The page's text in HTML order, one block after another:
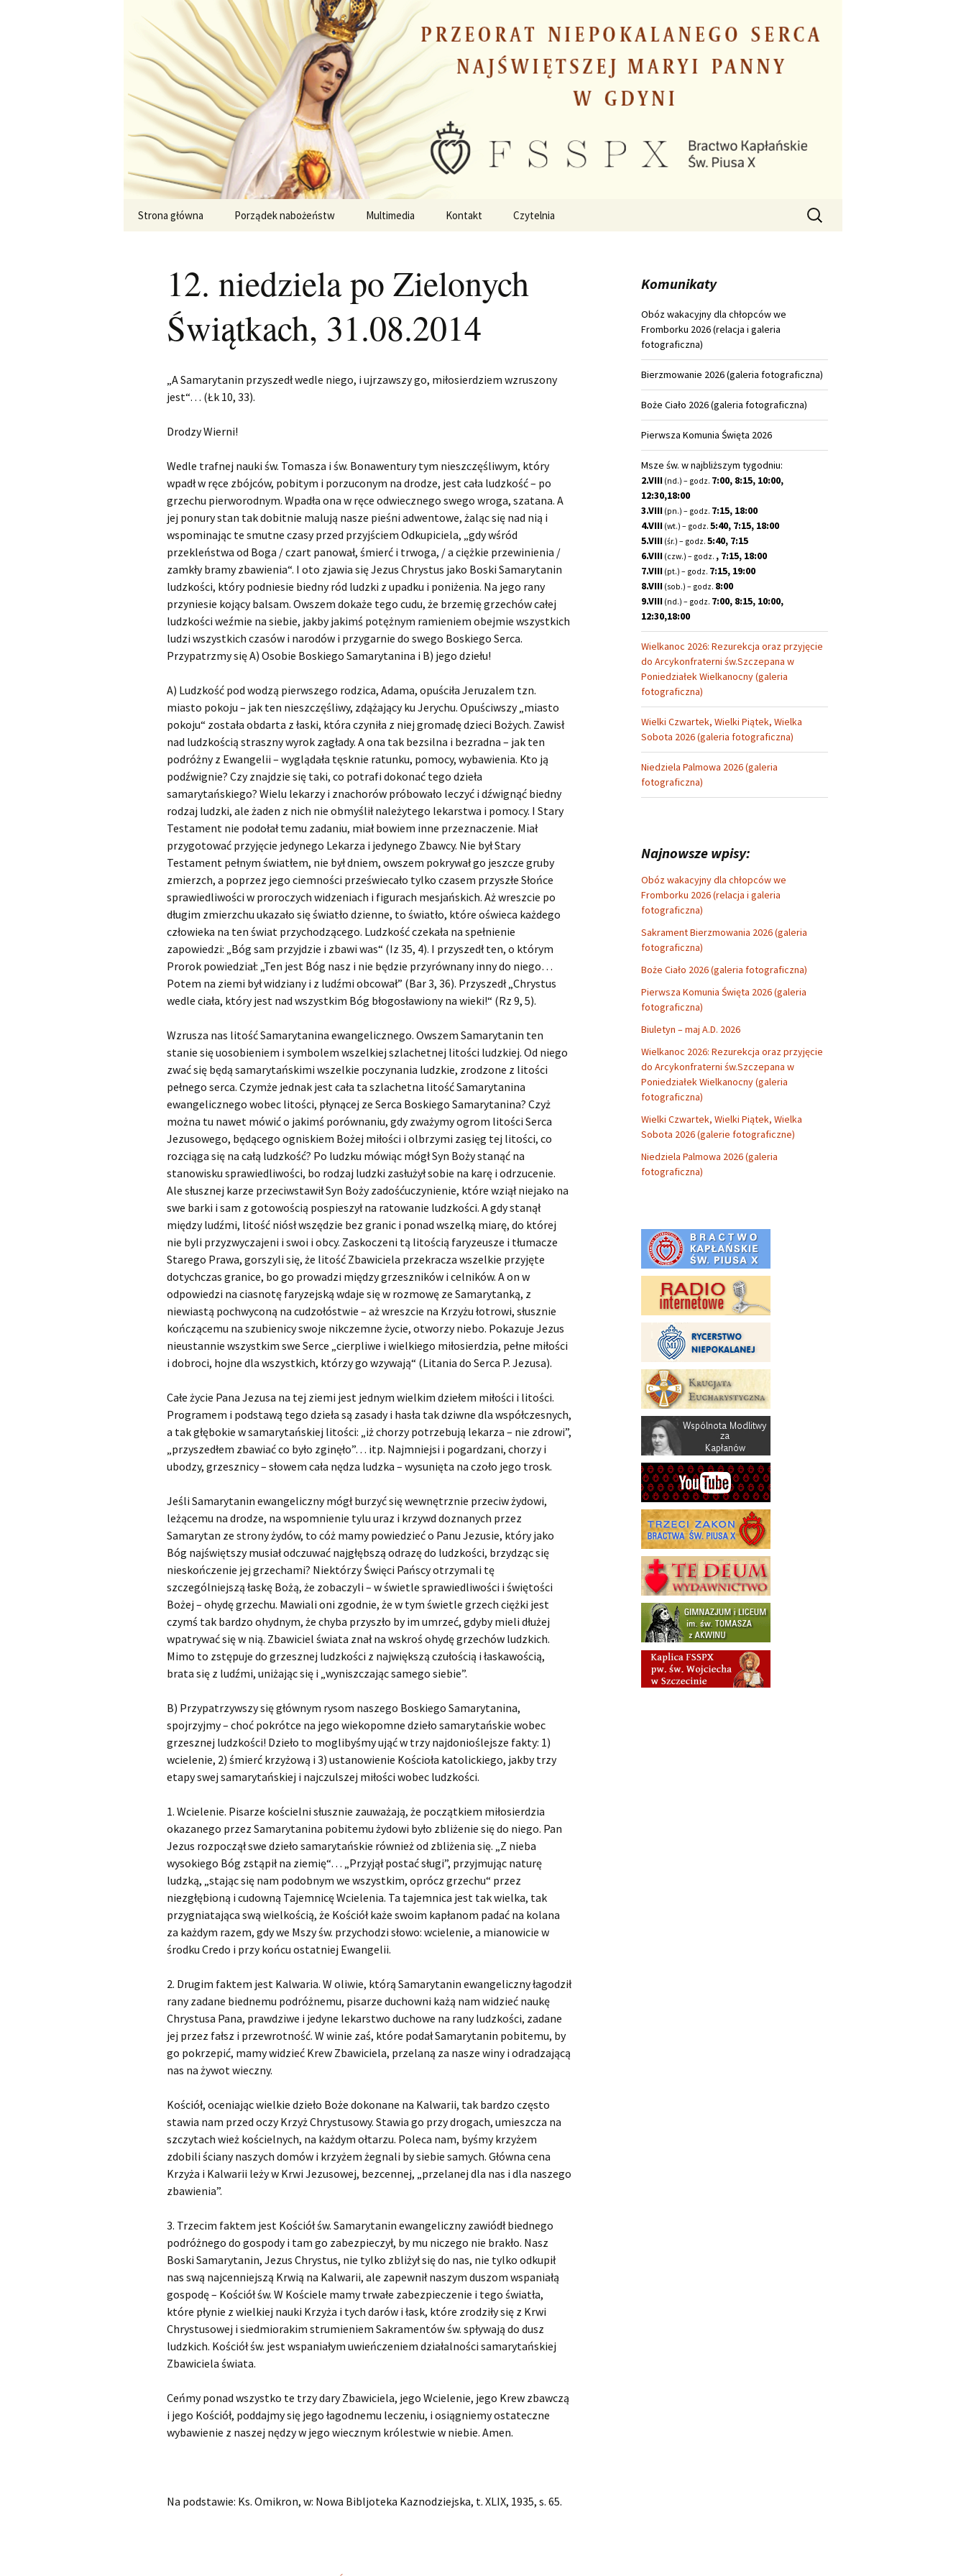
Strona główna Porządek nabożeństw Multimedia Kontakt Czytelnia
Szukaj:
12. niedziela po Zielonych
Świątkach, 31.08.2014
„A Samarytanin przyszedł wedle niego, i ujrzawszy go, miłosierdziem wzruszony
jest“… (Łk 10, 33).
Drodzy Wierni!
Wedle trafnej nauki św. Tomasza i św. Bonawentury tym nieszczęśliwym, który
wpadł w ręce zbójców, pobitym i porzuconym na drodze, jest cała ludzkość – po
grzechu pierworodnym. Wpadła ona w ręce odwiecznego swego wroga, szatana. A
jej ponury stan tak dobitnie malują nasze pieśni adwentowe, żaląc się nad nią i
wspominając te smutne czasy przed przyjściem Odkupiciela, „gdy wśród
przekleństwa od Boga / czart panował, śmierć i trwoga, / a ciężkie przewinienia /
zamkły bramy zbawienia“. I oto zjawia się Jezus Chrystus jako Boski Samarytanin
ludzkości, który podniesie biedny ród ludzki z upadku i poniżenia. Na jego rany
przyniesie kojący balsam. Owszem dokaże tego cudu, że brzemię grzechów całej
ludzkości weźmie na siebie, jakby jakimś potężnym ramieniem obejmie wszystkich
ludzi wszystkich czasów i narodów i przygarnie do swego Boskiego Serca.
Przypatrzmy się A) Osobie Boskiego Samarytanina i B) jego dziełu!
A) Ludzkość pod wodzą pierwszego rodzica, Adama, opuściła Jeruzalem tzn.
miasto pokoju – jak ten nieszczęśliwy, zdążający ku Jerychu. Opuściwszy „miasto
pokoju“ została obdarta z łaski, która czyniła z niej gromadę dzieci Bożych. Zawisł
nad ludzkością straszny wyrok zagłady. A ona tak bezsilna i bezradna – jak ten
podróżny z Ewangelii – wyglądała tęsknie ratunku, pomocy, wybawienia. Kto ją
podźwignie? Czy znajdzie się taki, co potrafi dokonać tego dzieła
samarytańskiego? Wielu lekarzy i znachorów próbowało leczyć i dźwignąć biedny
rodzaj ludzki, ale żaden z nich nie obmyślił należytego lekarstwa i pomocy. I Stary
Testament nie podołał temu zadaniu, miał bowiem inne przeznaczenie. Miał
przygotować przyjęcie jedynego Lekarza i jedynego Zbawcy. Nie był Stary
Testament pełnym światłem, nie był dniem, owszem pokrywał go jeszcze gruby
zmierzch, a poprzez jego ciemności przeświecało tylko czasem przyszłe Słońce
sprawiedliwości w proroczych widzeniach i figurach mesjańskich. Aż wreszcie po
długim zmierzchu ukazało się światło dzienne, to światło, które oświeca każdego
człowieka na ten świat przychodzącego. Ludzkość czekała na spełnienie
zapowiedzi: „Bóg sam przyjdzie i zbawi was“ (Iz 35, 4). I przyszedł ten, o którym
Prorok powiedział: „Ten jest Bóg nasz i nie będzie przyrównany inny do niego…
Potem na ziemi był widziany i z ludźmi obcował” (Bar 3, 36). Przyszedł „Chrystus
wedle ciała, który jest nad wszystkim Bóg błogosławiony na wieki!“ (Rz 9, 5).
Wzrusza nas litość Samarytanina ewangelicznego. Owszem Samarytanin ten
stanie się uosobieniem i symbolem wszelkiej szlachetnej litości ludzkiej. Od niego
zwać się będą samarytańskimi wszelkie poczynania ludzkie, zrodzone z litości
pełnego serca. Czymże jednak jest cała ta szlachetna litość Samarytanina
ewangelicznego wobec litości, płynącej ze Serca Boskiego Samarytanina? Czyż
można tu nawet mówić o jakimś porównaniu, gdy zważymy ogrom litości Serca
Jezusowego, będącego ogniskiem Bożej miłości i olbrzymi zasięg tej litości, co
rozciąga się na całą ludzkość? Po ludzku mówiąc mógł Syn Boży stanąć na
stanowisku sprawiedliwości, bo rodzaj ludzki zasłużył sobie na karę i odrzucenie.
Ale słusznej karze przeciwstawił Syn Boży zadośćuczynienie, które wziął niejako na
swe barki i sam z gotowością pospieszył na ratowanie ludzkości. A gdy stanął
między ludźmi, litość niósł wszędzie bez granic i ponad wszelką miarę, do której
nie byli przyzwyczajeni i swoi i obcy. Zaskoczeni tą litością faryzeusze i tłumacze
Starego Prawa, gorszyli się, że litość Zbawiciela przekracza wszelkie przyjęte
dotychczas granice, bo go prowadzi między grzeszników i celników. A on w
odpowiedzi na ciasnotę faryzejską wdaje się w rozmowę ze Samarytanką, z
niewiastą pochwyconą na cudzołóstwie – aż wreszcie na Krzyżu łotrowi, słusznie
kończącemu na szubienicy swoje nikczemne życie, otworzy niebo. Pokazuje Jezus
nieustannie wszystkim swe Serce „cierpliwe i wielkiego miłosierdzia, pełne miłości
i dobroci, hojne dla wszystkich, którzy go wzywają“ (Litania do Serca P. Jezusa).
Całe życie Pana Jezusa na tej ziemi jest jednym wielkim dziełem miłości i litości.
Programem i podstawą tego dzieła są zasady i hasła tak dziwne dla współczesnych,
a tak głębokie w samarytańskiej litości: „iż chorzy potrzebują lekarza – nie zdrowi”,
„przyszedłem zbawiać co było zginęło”… itp. Najmniejsi i pogardzani, chorzy i
ubodzy, grzesznicy – słowem cała nędza ludzka – wysunięta na czoło jego trosk.
Jeśli Samarytanin ewangeliczny mógł burzyć się wewnętrznie przeciw żydowi,
leżącemu na drodze, na wspomnienie tylu uraz i krzywd doznanych przez
Samarytan ze strony żydów, to cóż mamy powiedzieć o Panu Jezusie, który jako
Bóg najświętszy musiał odczuwać najgłębszą odrazę do ludzkości, brzydząc się
nieskończenie jej grzechami? Niektórzy Święci Pańscy otrzymali tę
szczególniejszą łaskę Bożą, że zobaczyli – w świetle sprawiedliwości i świętości
Bożej – ohydę grzechu. Mawiali oni zgodnie, że w tym świetle grzech ciężki jest
czymś tak bardzo ohydnym, że chyba przyszło by im umrzeć, gdyby mieli dłużej
wpatrywać się w nią. Zbawiciel świata znał na wskroś ohydę grzechów ludzkich.
Mimo to zstępuje do grzesznej ludzkości z największą czułością i łaskawością,
brata się z ludźmi, uniżając się i „wyniszczając samego siebie”.
B) Przypatrzywszy się głównym rysom naszego Boskiego Samarytanina,
spojrzyjmy – choć pokrótce na jego wiekopomne dzieło samarytańskie wobec
grzesznej ludzkości! Dzieło to moglibyśmy ująć w trzy najdonioślejsze fakty: 1)
wcielenie, 2) śmierć krzyżową i 3) ustanowienie Kościoła katolickiego, jakby trzy
etapy swej samarytańskiej i najczulszej miłości wobec ludzkości.
1. Wcielenie. Pisarze kościelni słusznie zauważają, że początkiem miłosierdzia
okazanego przez Samarytanina pobitemu żydowi było zbliżenie się do niego. Pan
Jezus rozpoczął swe dzieło samarytańskie również od zbliżenia się. „Z nieba
wysokiego Bóg zstąpił na ziemię“… „Przyjął postać sługi”, przyjmując naturę
ludzką, „stając się nam podobnym we wszystkim, oprócz grzechu“ przez
niezgłębioną i cudowną Tajemnicę Wcielenia. Ta tajemnica jest tak wielka, tak
przygniatająca swą wielkością, że Kościół każe swoim kapłanom padać na kolana
za każdym razem, gdy we Mszy św. przychodzi słowo: wcielenie, a mianowicie w
środku Credo i przy końcu ostatniej Ewangelii.
2. Drugim faktem jest Kalwaria. W oliwie, którą Samarytanin ewangeliczny łagodził
rany zadane biednemu podróżnemu, pisarze duchowni każą nam widzieć naukę
Chrystusa Pana, prawdziwe i jedyne lekarstwo duchowe na rany ludzkości, zadane
jej przez fałsz i przewrotność. W winie zaś, które podał Samarytanin pobitemu, by
go pokrzepić, mamy widzieć Krew Zbawiciela, przelaną za nasze winy i odradzającą
nas na żywot wieczny.
Kościół, oceniając wielkie dzieło Boże dokonane na Kalwarii, tak bardzo często
stawia nam przed oczy Krzyż Chrystusowy. Stawia go przy drogach, umieszcza na
szczytach wież kościelnych, na każdym ołtarzu. Poleca nam, byśmy krzyżem
zdobili ściany naszych domów i krzyżem żegnali by siebie samych. Główna cena
Krzyża i Kalwarii leży w Krwi Jezusowej, bezcennej, „przelanej dla nas i dla naszego
zbawienia”.
3. Trzecim faktem jest Kościół św. Samarytanin ewangeliczny zawiódł biednego
podróżnego do gospody i tam go zabezpieczył, by mu niczego nie brakło. Nasz
Boski Samarytanin, Jezus Chrystus, nie tylko zbliżył się do nas, nie tylko odkupił
nas swą najcenniejszą Krwią na Kalwarii, ale zapewnił naszym duszom wspaniałą
gospodę – Kościół św. W Kościele mamy trwałe zabezpieczenie i tego światła,
które płynie z wielkiej nauki Krzyża i tych darów i łask, które zrodziły się z Krwi
Chrystusowej i siedmiorakim strumieniem Sakramentów św. spływają do dusz
ludzkich. Kościół św. jest wspaniałym uwieńczeniem działalności samarytańskiej
Zbawiciela świata.
Ceńmy ponad wszystko te trzy dary Zbawiciela, jego Wcielenie, jego Krew zbawczą
i jego Kościół, poddajmy się jego łagodnemu leczeniu, i osiągniemy ostateczne
wybawienie z naszej nędzy w jego wiecznym królestwie w niebie. Amen.
Na podstawie: Ks. Omikron, w: Nowa Bibljoteka Kaznodziejska, t. XLIX, 1935, s. 65.
Komunikaty
Obóz wakacyjny dla chłopców we
Fromborku 2026 (relacja i galeria
fotograficzna)
Bierzmowanie 2026 (galeria fotograficzna)
Boże Ciało 2026 (galeria fotograficzna)
Pierwsza Komunia Święta 2026
Msze św. w najbliższym tygodniu:
2.VIII (nd.) – godz. 7:00, 8:15, 10:00,
12:30,18:00
3.VIII (pn.) – godz. 7:15, 18:00
4.VIII (wt.) – godz. 5:40, 7:15, 18:00
5.VIII (śr.) – godz. 5:40, 7:15
6.VIII (czw.) – godz. , 7:15, 18:00
7.VIII (pt.) – godz. 7:15, 19:00
8.VIII (sob.) – godz. 8:00
9.VIII (nd.) – godz. 7:00, 8:15, 10:00,
12:30,18:00
Wielkanoc 2026: Rezurekcja oraz przyjęcie
do Arcykonfraterni św.Szczepana w
Poniedziałek Wielkanocny (galeria
fotograficzna)
Wielki Czwartek, Wielki Piątek, Wielka
Sobota 2026 (galeria fotograficzna)
Niedziela Palmowa 2026 (galeria
fotograficzna)
Najnowsze wpisy:
Obóz wakacyjny dla chłopców we
Fromborku 2026 (relacja i galeria
fotograficzna)
Sakrament Bierzmowania 2026 (galeria
fotograficzna)
Boże Ciało 2026 (galeria fotograficzna)
Pierwsza Komunia Święta 2026 (galeria
fotograficzna)
Biuletyn – maj A.D. 2026
Wielkanoc 2026: Rezurekcja oraz przyjęcie
do Arcykonfraterni św.Szczepana w
Poniedziałek Wielkanocny (galeria
fotograficzna)
Wielki Czwartek, Wielki Piątek, Wielka
Sobota 2026 (galerie fotograficzne)
Niedziela Palmowa 2026 (galeria
fotograficzna)